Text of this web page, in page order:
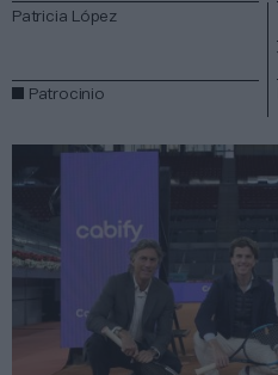
Patricia López
Patrocinio